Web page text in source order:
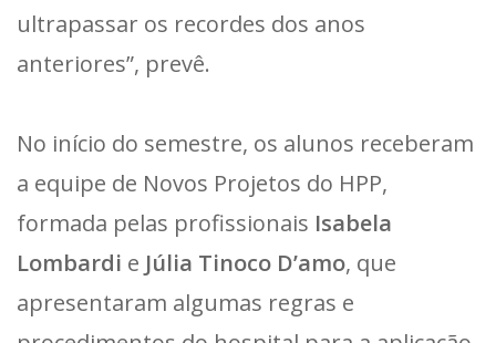
ultrapassar os recordes dos anos
anteriores”, prevê.
No início do semestre, os alunos receberam
a equipe de Novos Projetos do HPP,
formada pelas profissionais Isabela
Lombardi e Júlia Tinoco D’amo, que
apresentaram algumas regras e